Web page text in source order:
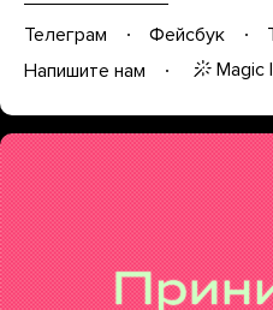
Телеграм Фейсбук
Напишите нам
Magic